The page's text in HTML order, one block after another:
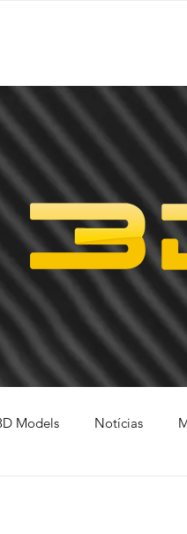
Models Notícias